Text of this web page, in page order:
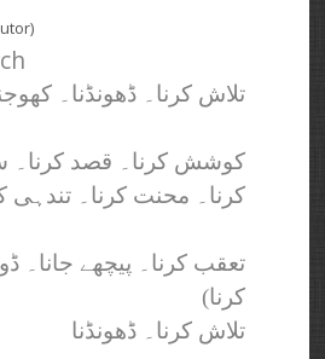
تلاش کرنا۔ ڈھونڈنا۔
کوشش کرنا۔ قصد کرنا۔
کرنا۔ محنت کرنا۔ تندہی
تعقب کرنا۔ پیچھے جانا۔
کرنا)
تلاش کرنا۔ ڈھونڈنا